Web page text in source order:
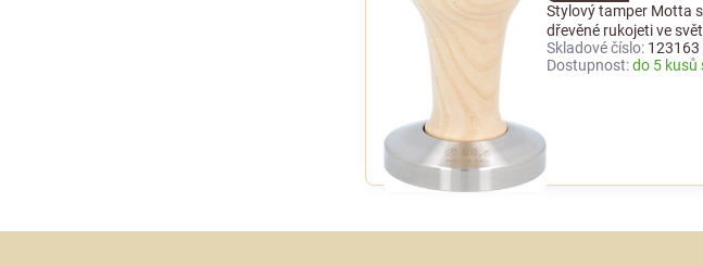
Stylový tamper Motta
dřevěné rukojeti ve
Skladové číslo: 123163
Dostupnost:do 5 kusů